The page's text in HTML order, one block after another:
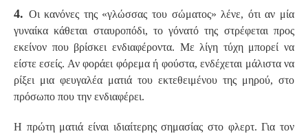
4. Οι κανόνες της «γλώσσας του σώματος» λένε, ότι αν μία
γυναίκα κάθεται σταυροπόδι, το γόνατό της στρέφεται προς
εκείνον που βρίσκει ενδιαφέροντα. Με λίγη τύχη μπορεί να
είστε εσείς. Αν φοράει φόρεμα ή φούστα, ενδέχεται μάλιστα να
ρίξει μια φευγαλέα ματιά του εκτεθειμένου της μηρού, στο
πρόσωπο που την ενδιαφέρει.
Η πρώτη ματιά είναι ιδιαίτερης σημασίας στο φλερτ. Για τον